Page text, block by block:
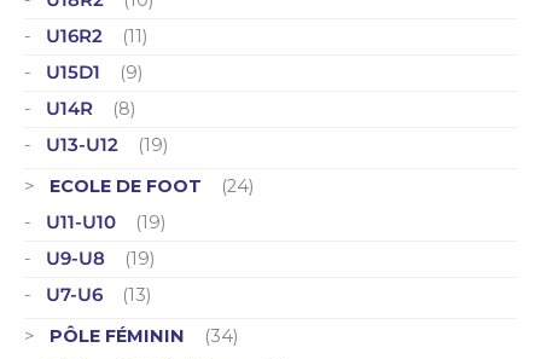
U16R2
(11)
U15D1
(9)
U14R
(8)
U13-U12
(19)
ECOLE DE FOOT
(24)
U11-U10
(19)
U9-U8
(19)
U7-U6
(13)
PÔLE FÉMININ
(34)